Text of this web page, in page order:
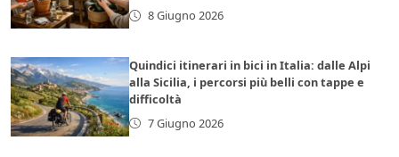
8 Giugno 2026
Quindici itinerari in bici in Italia: dalle Alpi
alla Sicilia, i percorsi più belli con tappe e
difficoltà
7 Giugno 2026